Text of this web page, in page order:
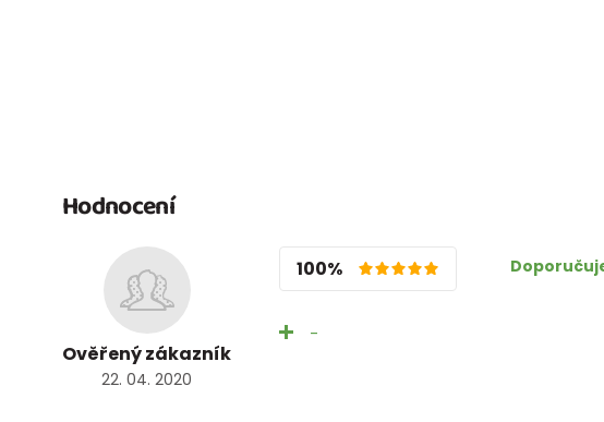
Hodnocení
Ověřený zákazník
22. 04. 2020
100%
-